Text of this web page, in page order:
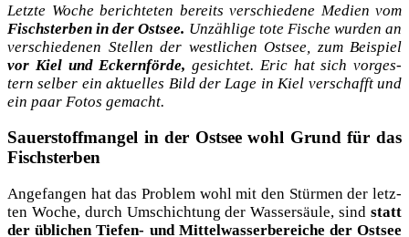
Letz­te Woche berich­te­ten bereits ver­schie­de­ne Medi­en vom
Fisch­ster­ben in der Ost­see. Unzäh­li­ge tote Fische wur­den an
ver­schie­de­nen Stel­len der west­li­chen Ost­see, zum Bei­spiel
vor Kiel und Eckern­för­de, gesich­tet. Eric hat sich vor­ges­
tern sel­ber ein aktu­el­les Bild der Lage in Kiel ver­schafft und
ein paar Fotos gemacht.
Sauerstoffmangel in der Ostsee wohl Grund für das
Fischsterben
Ange­fan­gen hat das Pro­blem wohl mit den Stür­men der letz­
ten Woche, durch Umschich­tung der Was­ser­säu­le, sind statt
der übli­chen Tie­fen- und Mit­tel­was­ser­be­rei­che der Ost­see